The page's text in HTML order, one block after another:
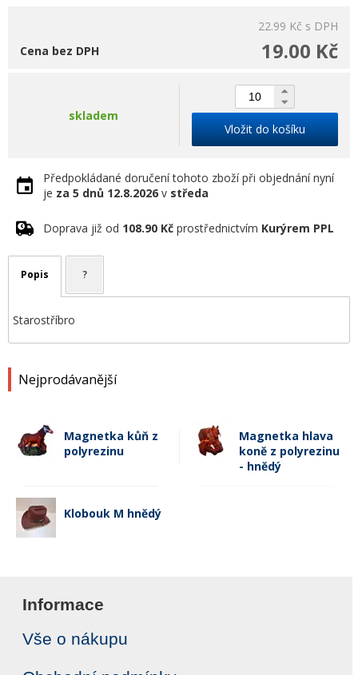
Nejprodávanější
Magnetka kůň z
polyrezinu
Magnetka hlava
koně z polyrezinu
- hnědý
Klobouk M hnědý
22.99 Kč s DPH
19.00 Kč
Cena bez DPH
skladem
Vložit do košíku
Předpokládané doručení tohoto zboží při objednání nyní
je za 5 dnů 12.8.2026 v středa
Doprava již od 108.90 Kč prostřednictvím Kurýrem PPL
Popis ?
Starostříbro
Informace
Vše o nákupu